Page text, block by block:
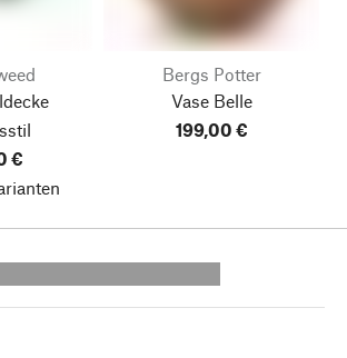
€
Bergs Potter
Vase Belle
199,00 €